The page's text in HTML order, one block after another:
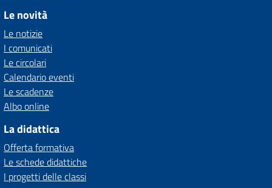
Le novità
Le notizie
I comunicati
Le circolari
Calendario eventi
Le scadenze
Albo online
La didattica
Offerta formativa
Le schede didattiche
I progetti delle classi